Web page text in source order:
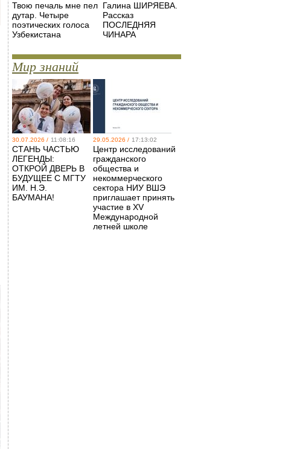
Твою печаль мне пел
дутар. Четыре
поэтических голоса
Узбекистана
Галина ШИРЯЕВА.
Рассказ
ПОСЛЕДНЯЯ
ЧИНАРА
Мир знаний
30.07.2026 / 11:08:16
СТАНЬ ЧАСТЬЮ
ЛЕГЕНДЫ:
ОТКРОЙ ДВЕРЬ В
БУДУЩЕЕ С МГТУ
ИМ. Н.Э.
БАУМАНА!
29.05.2026 / 17:13:02
Центр исследований
гражданского
общества и
некоммерческого
сектора НИУ ВШЭ
приглашает принять
участие в XV
Международной
летней школе